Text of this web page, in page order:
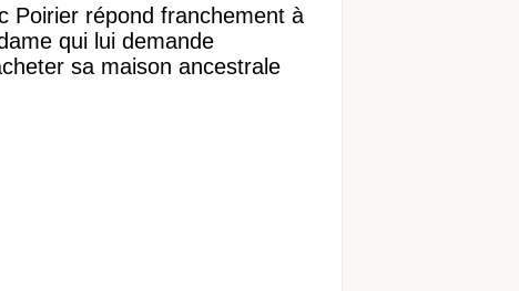
Poirier répond franchement à
qui lui demande
sa maison ancestrale